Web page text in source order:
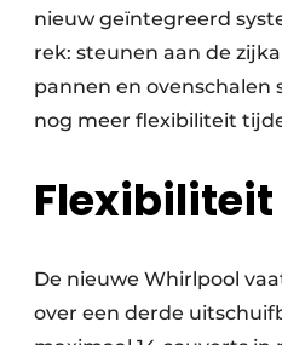
nieuw geïntegreerd
rek: steunen aan de
pannen en ovenschalen
nog meer flexibiliteit
Flexibiliteit
De nieuwe Whirlpool
over een derde